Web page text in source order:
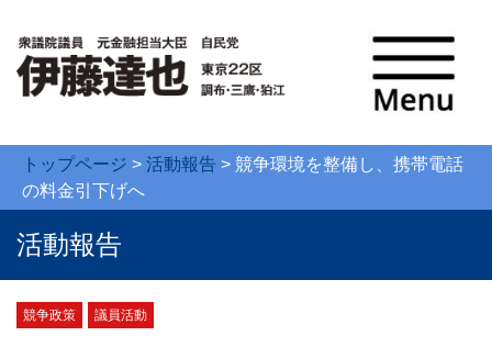
トップページ > 活動報告 > 競争環境を整備し、携帯電話
の料金引下げへ
活動報告
競争政策 議員活動